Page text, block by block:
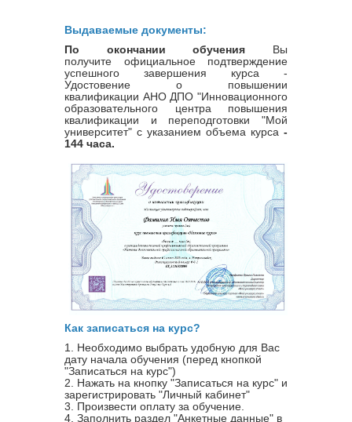
Выдаваемые документы:
По окончании обучения Вы
получите официальное подтверждение
успешного завершения курса -
Удостовение о повышении
квалификации АНО ДПО "Инновационного
образовательного центра повышения
квалификации и переподготовки "Мой
университет" с указанием объема курса -
144 часа.
Как записаться на курс?
1. Необходимо выбрать удобную для Вас
дату начала обучения (перед кнопкой
"Записаться на курс")
2. Нажать на кнопку "Записаться на курс" и
зарегистрировать "Личный кабинет"
3. Произвести оплату за обучение.
4. Заполнить раздел "Анкетные данные" в